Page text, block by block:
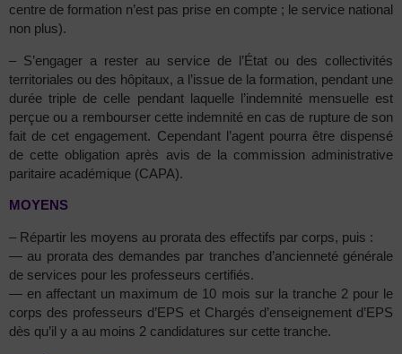
centre de formation n’est pas prise en compte ; le service national
non plus).
– S’engager a rester au service de l’État ou des collectivités
territoriales ou des hôpitaux, a l’issue de la formation, pendant une
durée triple de celle pendant laquelle l’indemnité mensuelle est
perçue ou a rembourser cette indemnité en cas de rupture de son
fait de cet engagement. Cependant l’agent pourra être dispensé
de cette obligation après avis de la commission administrative
paritaire académique (CAPA).
MOYENS
– Répartir les moyens au prorata des effectifs par corps, puis :
— au prorata des demandes par tranches d’ancienneté générale
de services pour les professeurs certifiés.
— en affectant un maximum de 10 mois sur la tranche 2 pour le
corps des professeurs d’EPS et Chargés d’enseignement d’EPS
dès qu’il y a au moins 2 candidatures sur cette tranche.